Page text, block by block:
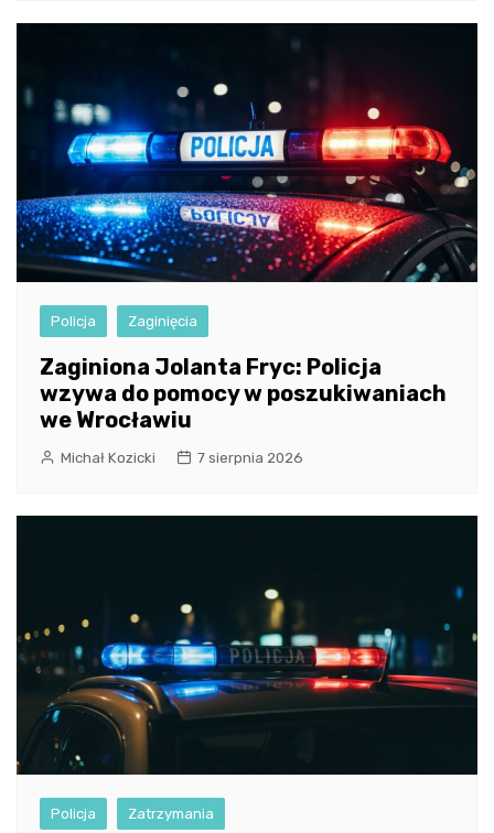
Policja Zaginięcia
Zaginiona Jolanta Fryc: Policja
wzywa do pomocy w poszukiwaniach
we Wrocławiu
Michał Kozicki 7 sierpnia 2026
Policja Zatrzymania